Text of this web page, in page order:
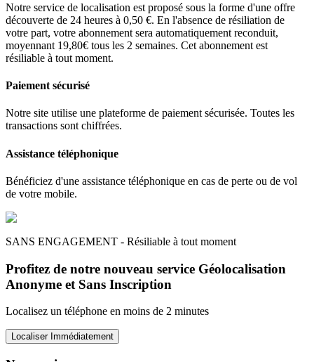
Notre service de localisation est proposé sous la forme d'une offre
découverte de 24 heures à 0,50 €. En l'absence de résiliation de
votre part, votre abonnement sera automatiquement reconduit,
moyennant 19,80€ tous les 2 semaines. Cet abonnement est
résiliable à tout moment.
Paiement sécurisé
Notre site utilise une plateforme de paiement sécurisée. Toutes les
transactions sont chiffrées.
Assistance téléphonique
Bénéficiez d'une assistance téléphonique en cas de perte ou de vol
de votre mobile.
SANS ENGAGEMENT - Résiliable à tout moment
Profitez de notre nouveau service Géolocalisation
Anonyme et Sans Inscription
Localisez un téléphone en moins de 2 minutes
Localiser Immédiatement